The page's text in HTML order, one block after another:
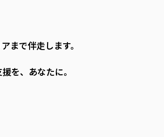
まで伴走します。
を、あなたに。